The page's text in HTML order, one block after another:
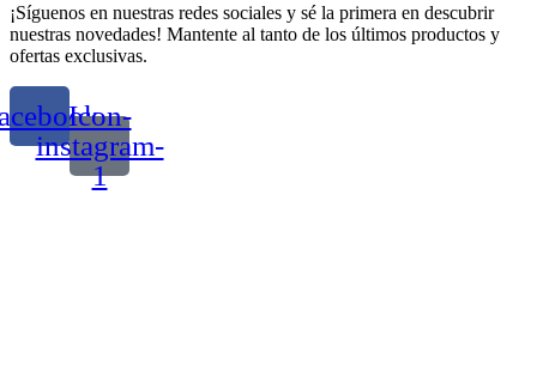
¡Síguenos en nuestras redes sociales y sé la primera en descubrir
nuestras novedades! Mantente al tanto de los últimos productos y
ofertas exclusivas.
Icon-
instagram-
1